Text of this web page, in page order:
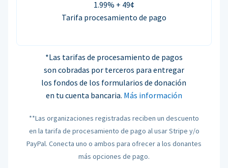
1.99% + 49¢
Tarifa procesamiento de pago
*Las tarifas de procesamiento de pagos
son cobradas por terceros para entregar
los fondos de los formularios de donación
en tu cuenta bancaria. Más información
**Las organizaciones registradas reciben un descuento
en la tarifa de procesamiento de pago al usar Stripe y/o
PayPal. Conecta uno o ambos para ofrecer a los donantes
más opciones de pago.